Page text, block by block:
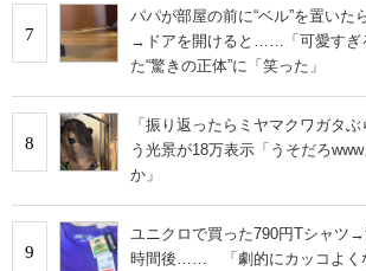
7
パパが部屋の前に“ベル”を置いた
→ドアを開けると……「可愛すぎ
た“驚きの正体”に「笑った」
8
「振り返ったらミヤマクワガタ
う光景が18万表示「うそだろ
か」
9
ユニクロで買った790円Tシャツ
時間後…… 「劇的にカッコよく